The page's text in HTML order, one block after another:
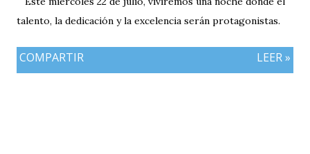
talento, la dedicación y la excelencia serán protagonistas.
COMPARTIR LEER »